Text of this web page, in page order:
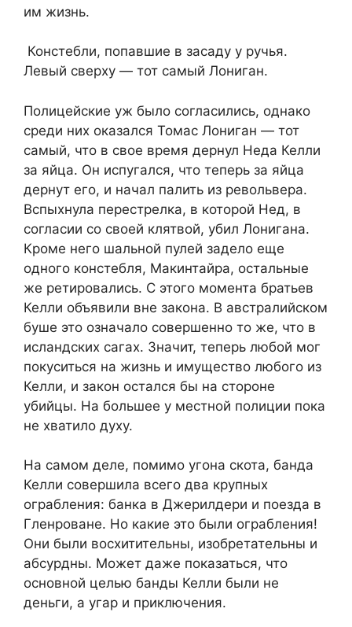
им жизнь.
Констебли, попавшие в засаду у ручья.
Левый сверху — тот самый Лониган.
Полицейские уж было согласились, однако
среди них оказался Томас Лониган — тот
самый, что в свое время дернул Неда Келли
за яйца. Он испугался, что теперь за яйца
дернут его, и начал палить из револьвера.
Вспыхнула перестрелка, в которой Нед, в
согласии со своей клятвой, убил Лонигана.
Кроме него шальной пулей задело еще
одного констебля, Макинтайра, остальные
же ретировались. С этого момента братьев
Келли объявили вне закона. В австралийском
буше это означало совершенно то же, что в
исландских сагах. Значит, теперь любой мог
покуситься на жизнь и имущество любого из
Келли, и закон остался бы на стороне
убийцы. На большее у местной полиции пока
не хватило духу.
На самом деле, помимо угона скота, банда
Келли совершила всего два крупных
ограбления: банка в Джерилдери и поезда в
Гленроване. Но какие это были ограбления!
Они были восхитительны, изобретательны и
абсурдны. Может даже показаться, что
основной целью банды Келли были не
деньги, а угар и приключения.